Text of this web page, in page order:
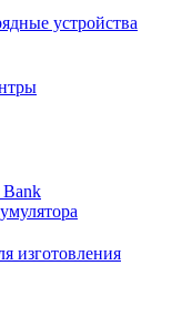
устройства
изготовления